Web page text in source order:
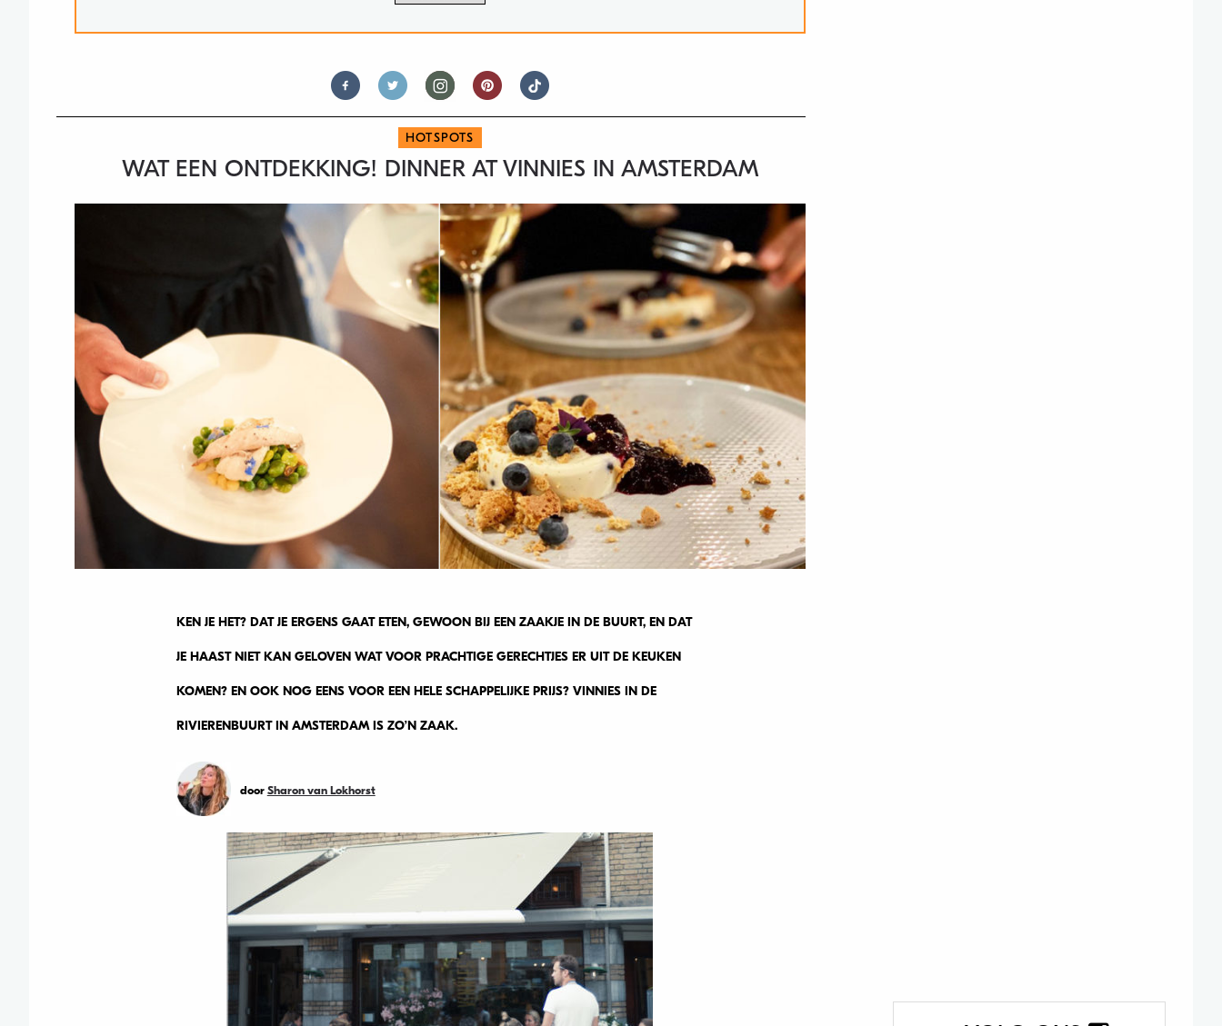
HOTSPOTS
WAT EEN ONTDEKKING! DINNER AT VINNIES IN AMSTERDAM
KEN JE HET? DAT JE ERGENS GAAT ETEN, GEWOON BIJ EEN ZAAKJE IN DE BUURT, EN DAT
JE HAAST NIET KAN GELOVEN WAT VOOR PRACHTIGE GERECHTJES ER UIT DE KEUKEN
KOMEN? EN OOK NOG EENS VOOR EEN HELE SCHAPPELIJKE PRIJS? VINNIES IN DE
RIVIERENBUURT IN AMSTERDAM IS ZO’N ZAAK.
door Sharon van Lokhorst